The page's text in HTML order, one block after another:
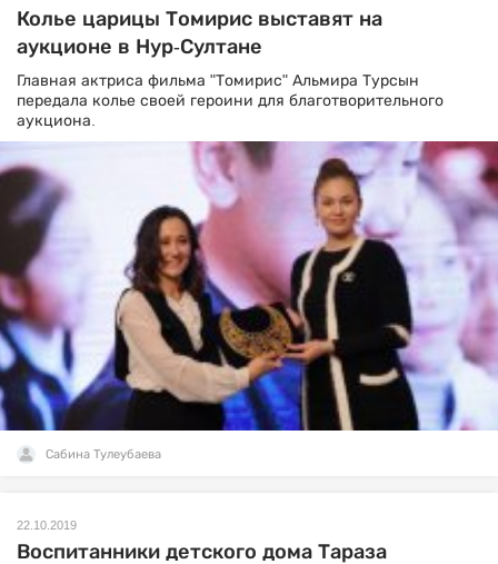
Колье царицы Томирис выставят на
аукционе в Нур-Султане
Главная актриса фильма "Томирис" Альмира Турсын
передала колье своей героини для благотворительного
аукциона.
Сабина Тулеубаева
22.10.2019
Воспитанники детского дома Тараза